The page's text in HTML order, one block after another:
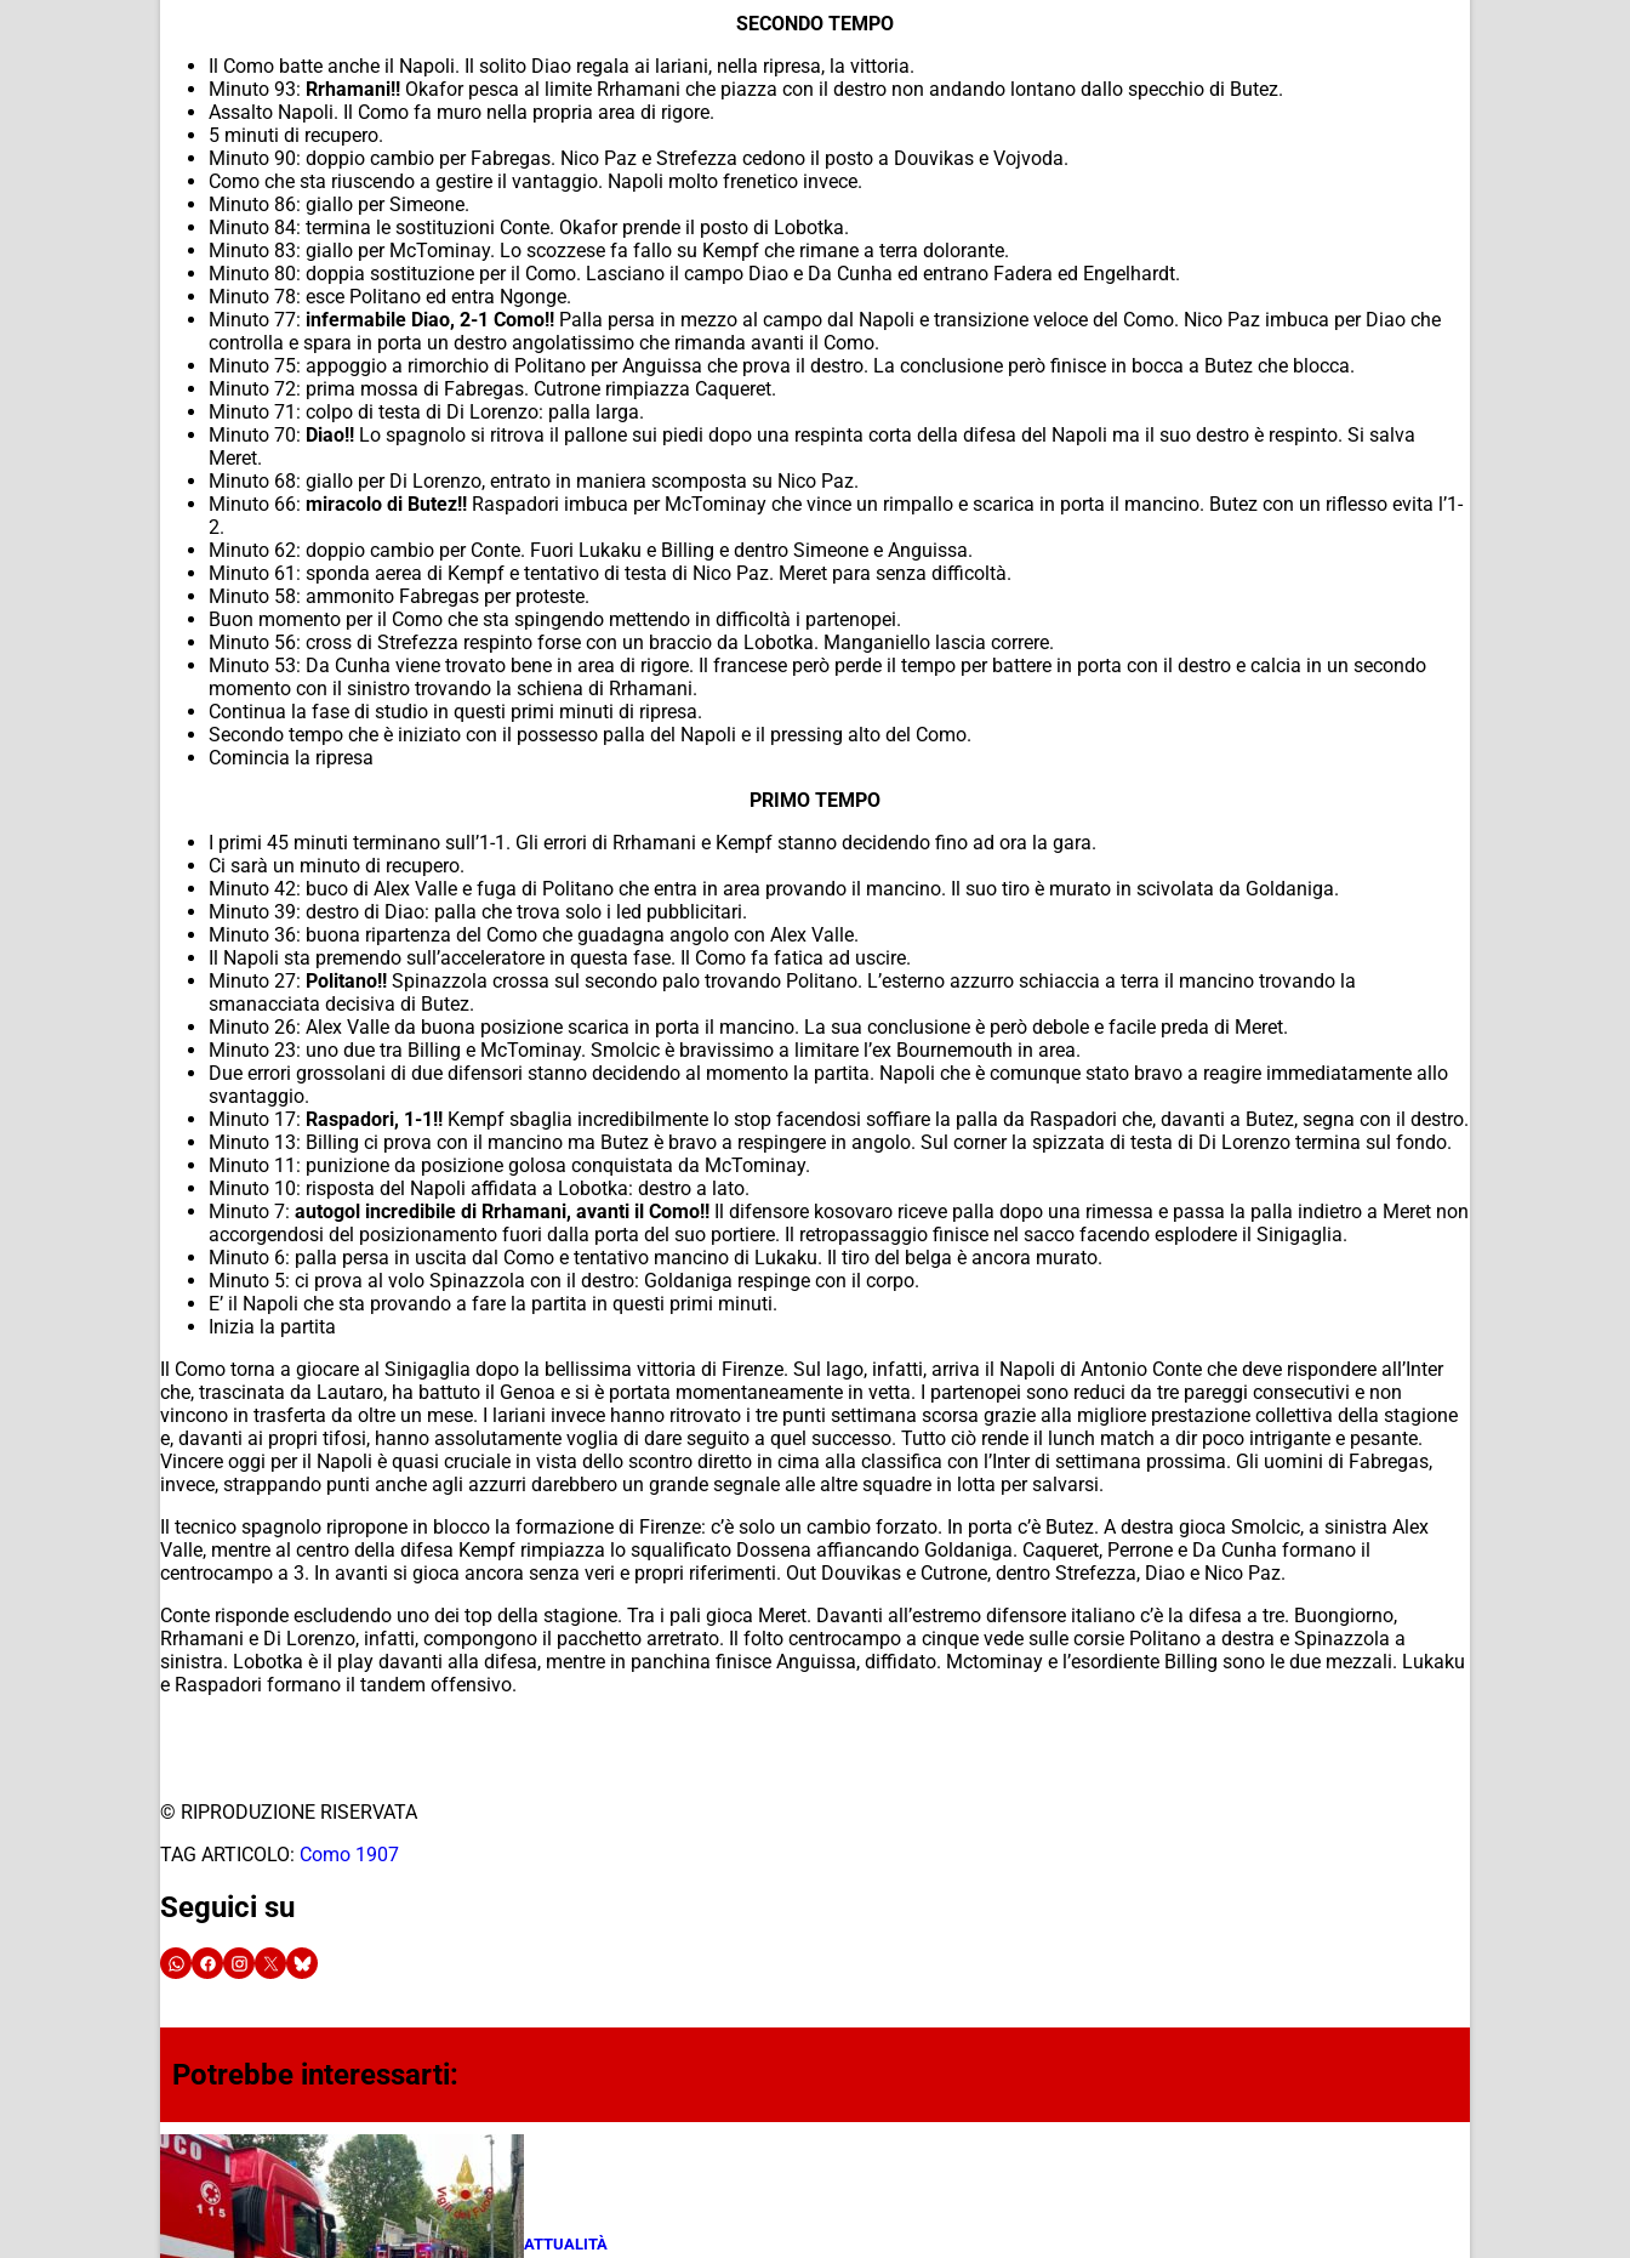
SECONDO TEMPO
Il Como batte anche il Napoli. Il solito Diao regala ai lariani, nella ripresa, la vittoria.
Minuto 93: Rrhamani!! Okafor pesca al limite Rrhamani che piazza con il destro non andando lontano dallo specchio di Butez.
Assalto Napoli. Il Como fa muro nella propria area di rigore.
5 minuti di recupero.
Minuto 90: doppio cambio per Fabregas. Nico Paz e Strefezza cedono il posto a Douvikas e Vojvoda.
Como che sta riuscendo a gestire il vantaggio. Napoli molto frenetico invece.
Minuto 86: giallo per Simeone.
Minuto 84: termina le sostituzioni Conte. Okafor prende il posto di Lobotka.
Minuto 83: giallo per McTominay. Lo scozzese fa fallo su Kempf che rimane a terra dolorante.
Minuto 80: doppia sostituzione per il Como. Lasciano il campo Diao e Da Cunha ed entrano Fadera ed Engelhardt.
Minuto 78: esce Politano ed entra Ngonge.
Minuto 77: infermabile Diao, 2-1 Como!! Palla persa in mezzo al campo dal Napoli e transizione veloce del Como. Nico Paz imbuca per Diao che
controlla e spara in porta un destro angolatissimo che rimanda avanti il Como.
Minuto 75: appoggio a rimorchio di Politano per Anguissa che prova il destro. La conclusione però finisce in bocca a Butez che blocca.
Minuto 72: prima mossa di Fabregas. Cutrone rimpiazza Caqueret.
Minuto 71: colpo di testa di Di Lorenzo: palla larga.
Minuto 70: Diao!! Lo spagnolo si ritrova il pallone sui piedi dopo una respinta corta della difesa del Napoli ma il suo destro è respinto. Si salva
Meret.
Minuto 68: giallo per Di Lorenzo, entrato in maniera scomposta su Nico Paz.
Minuto 66: miracolo di Butez!! Raspadori imbuca per McTominay che vince un rimpallo e scarica in porta il mancino. Butez con un riflesso evita l’1-
2.
Minuto 62: doppio cambio per Conte. Fuori Lukaku e Billing e dentro Simeone e Anguissa.
Minuto 61: sponda aerea di Kempf e tentativo di testa di Nico Paz. Meret para senza difficoltà.
Minuto 58: ammonito Fabregas per proteste.
Buon momento per il Como che sta spingendo mettendo in difficoltà i partenopei.
Minuto 56: cross di Strefezza respinto forse con un braccio da Lobotka. Manganiello lascia correre.
Minuto 53: Da Cunha viene trovato bene in area di rigore. Il francese però perde il tempo per battere in porta con il destro e calcia in un secondo
momento con il sinistro trovando la schiena di Rrhamani.
Continua la fase di studio in questi primi minuti di ripresa.
Secondo tempo che è iniziato con il possesso palla del Napoli e il pressing alto del Como.
Comincia la ripresa
PRIMO TEMPO
I primi 45 minuti terminano sull’1-1. Gli errori di Rrhamani e Kempf stanno decidendo fino ad ora la gara.
Ci sarà un minuto di recupero.
Minuto 42: buco di Alex Valle e fuga di Politano che entra in area provando il mancino. Il suo tiro è murato in scivolata da Goldaniga.
Minuto 39: destro di Diao: palla che trova solo i led pubblicitari.
Minuto 36: buona ripartenza del Como che guadagna angolo con Alex Valle.
Il Napoli sta premendo sull’acceleratore in questa fase. Il Como fa fatica ad uscire.
Minuto 27: Politano!! Spinazzola crossa sul secondo palo trovando Politano. L’esterno azzurro schiaccia a terra il mancino trovando la
smanacciata decisiva di Butez.
Minuto 26: Alex Valle da buona posizione scarica in porta il mancino. La sua conclusione è però debole e facile preda di Meret.
Minuto 23: uno due tra Billing e McTominay. Smolcic è bravissimo a limitare l’ex Bournemouth in area.
Due errori grossolani di due difensori stanno decidendo al momento la partita. Napoli che è comunque stato bravo a reagire immediatamente allo
svantaggio.
Minuto 17: Raspadori, 1-1!! Kempf sbaglia incredibilmente lo stop facendosi soffiare la palla da Raspadori che, davanti a Butez, segna con il destro.
Minuto 13: Billing ci prova con il mancino ma Butez è bravo a respingere in angolo. Sul corner la spizzata di testa di Di Lorenzo termina sul fondo.
Minuto 11: punizione da posizione golosa conquistata da McTominay.
Minuto 10: risposta del Napoli affidata a Lobotka: destro a lato.
Minuto 7: autogol incredibile di Rrhamani, avanti il Como!! Il difensore kosovaro riceve palla dopo una rimessa e passa la palla indietro a Meret non
accorgendosi del posizionamento fuori dalla porta del suo portiere. Il retropassaggio finisce nel sacco facendo esplodere il Sinigaglia.
Minuto 6: palla persa in uscita dal Como e tentativo mancino di Lukaku. Il tiro del belga è ancora murato.
Minuto 5: ci prova al volo Spinazzola con il destro: Goldaniga respinge con il corpo.
E’ il Napoli che sta provando a fare la partita in questi primi minuti.
Inizia la partita
Il Como torna a giocare al Sinigaglia dopo la bellissima vittoria di Firenze. Sul lago, infatti, arriva il Napoli di Antonio Conte che deve rispondere all’Inter
che, trascinata da Lautaro, ha battuto il Genoa e si è portata momentaneamente in vetta. I partenopei sono reduci da tre pareggi consecutivi e non
vincono in trasferta da oltre un mese. I lariani invece hanno ritrovato i tre punti settimana scorsa grazie alla migliore prestazione collettiva della stagione
e, davanti ai propri tifosi, hanno assolutamente voglia di dare seguito a quel successo. Tutto ciò rende il lunch match a dir poco intrigante e pesante.
Vincere oggi per il Napoli è quasi cruciale in vista dello scontro diretto in cima alla classifica con l’Inter di settimana prossima. Gli uomini di Fabregas,
invece, strappando punti anche agli azzurri darebbero un grande segnale alle altre squadre in lotta per salvarsi.
Il tecnico spagnolo ripropone in blocco la formazione di Firenze: c’è solo un cambio forzato. In porta c’è Butez. A destra gioca Smolcic, a sinistra Alex
Valle, mentre al centro della difesa Kempf rimpiazza lo squalificato Dossena affiancando Goldaniga. Caqueret, Perrone e Da Cunha formano il
centrocampo a 3. In avanti si gioca ancora senza veri e propri riferimenti. Out Douvikas e Cutrone, dentro Strefezza, Diao e Nico Paz.
Conte risponde escludendo uno dei top della stagione. Tra i pali gioca Meret. Davanti all’estremo difensore italiano c’è la difesa a tre. Buongiorno,
Rrhamani e Di Lorenzo, infatti, compongono il pacchetto arretrato. Il folto centrocampo a cinque vede sulle corsie Politano a destra e Spinazzola a
sinistra. Lobotka è il play davanti alla difesa, mentre in panchina finisce Anguissa, diffidato. Mctominay e l’esordiente Billing sono le due mezzali. Lukaku
e Raspadori formano il tandem offensivo.
© RIPRODUZIONE RISERVATA
TAG ARTICOLO: Como 1907
Seguici su
Potrebbe interessarti:
ATTUALITÀ